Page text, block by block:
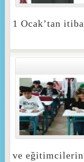
1 Ocak’tan
ve